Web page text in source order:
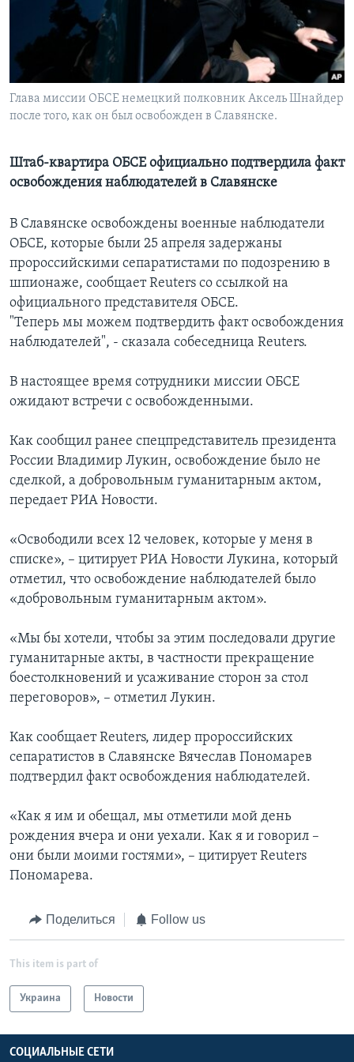
Learning English
СОЦИАЛЬНЫЕ СЕТИ
Глава миссии ОБСЕ немецкий полковник Аксель Шнайдер
после того, как он был освобожден в Славянске.
Штаб-квартира ОБСЕ официально подтвердила факт
освобождения наблюдателей в Славянске
В Славянске освобождены военные наблюдатели
ОБСЕ, которые были 25 апреля задержаны
пророссийскими сепаратистами по подозрению в
шпионаже, сообщает Reuters со ссылкой на
официального представителя ОБСЕ.
"Теперь мы можем подтвердить факт освобождения
наблюдателей", - сказала собеседница Reuters.
В настоящее время сотрудники миссии ОБСЕ
ожидают встречи с освобожденными.
Как сообщил ранее спецпредставитель президента
России Владимир Лукин, освобождение было не
сделкой, а добровольным гуманитарным актом,
передает РИА Новости.
«Освободили всех 12 человек, которые у меня в
списке», – цитирует РИА Новости Лукина, который
отметил, что освобождение наблюдателей было
«добровольным гуманитарным актом».
«Мы бы хотели, чтобы за этим последовали другие
гуманитарные акты, в частности прекращение
боестолкновений и усаживание сторон за стол
переговоров», – отметил Лукин.
Как сообщает Reuters, лидер пророссийских
сепаратистов в Славянске Вячеслав Пономарев
подтвердил факт освобождения наблюдателей.
«Как я им и обещал, мы отметили мой день
рождения вчера и они уехали. Как я и говорил –
они были моими гостями», – цитирует Reuters
Пономарева.
Поделиться Follow us
This item is part of
Украина Новости
СОЦИАЛЬНЫЕ СЕТИ